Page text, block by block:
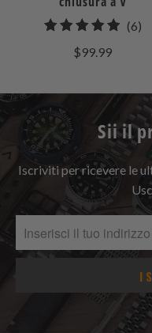
(6)6
$99.99
Sii il
Iscriviti per ricevere le